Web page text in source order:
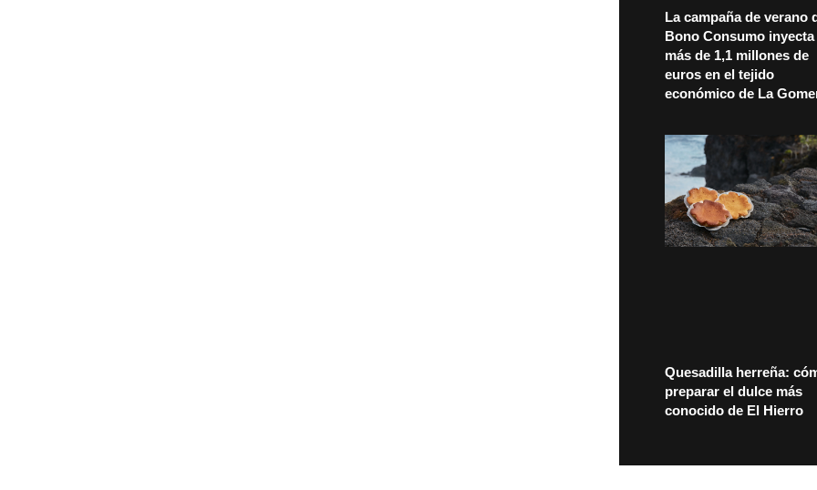
La campaña de verano
Bono Consumo inyecta
más de 1,1 millones de
euros en el tejido
económico de La
Quesadilla herreña:
preparar el dulce más
conocido de El Hierro